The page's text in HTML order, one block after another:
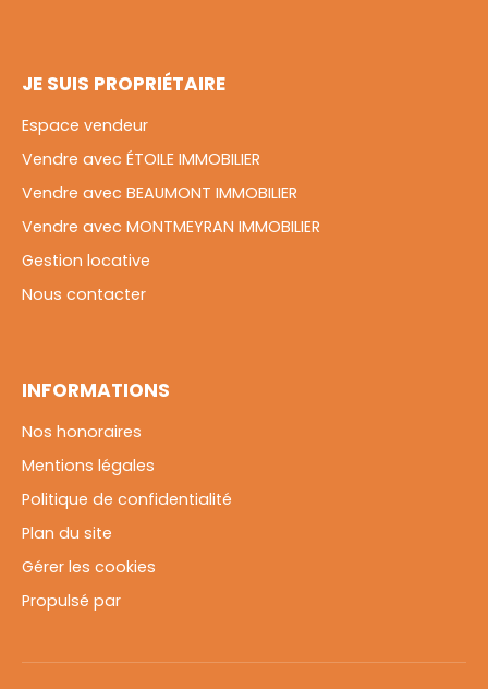
JE SUIS PROPRIÉTAIRE
Espace vendeur
Vendre avec ÉTOILE IMMOBILIER
Vendre avec BEAUMONT IMMOBILIER
Vendre avec MONTMEYRAN IMMOBILIER
Gestion locative
Nous contacter
INFORMATIONS
Nos honoraires
Mentions légales
Politique de confidentialité
Plan du site
Gérer les cookies
Propulsé par